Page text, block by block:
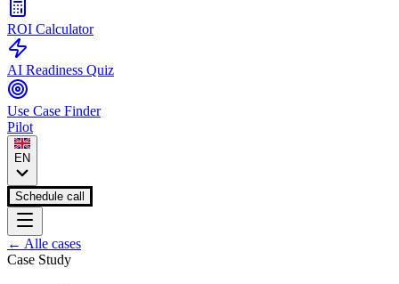
ROI Calculator
AI Readiness Quiz
Use Case Finder
Pilot
EN
Schedule call
← Alle cases
Case Study